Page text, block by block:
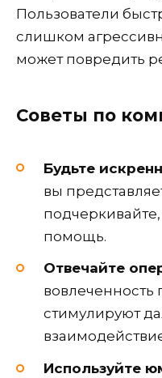
Пользователи
слишком
может повредить
Советы по
Будьте
вы
помощь.
Отвечайте
вовлеченность
стимулируют
Используйте